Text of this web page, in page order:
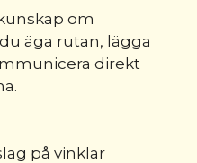
om
äga rutan, lägga
direkt
på vinklar